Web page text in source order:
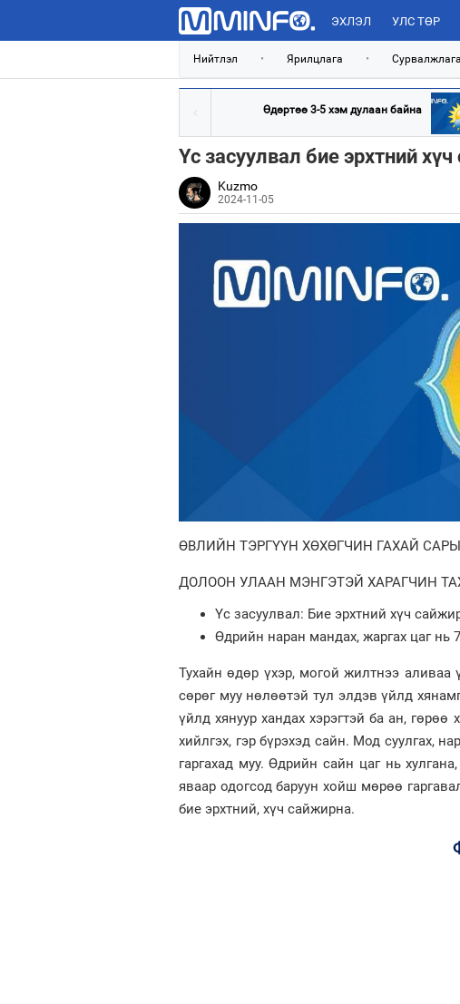
ЭХЛЭЛ УЛС ТӨР
Нийтлэл • Ярилцлага • Сурвалжлага
Өдөртөө 3-5 хэм дулаан байна
Үс засуулвал бие эрхтний
Kuzmo
2024-11-05
ӨВЛИЙН ТЭРГҮҮН ХӨХӨГЧИН ГАХАЙ
ДОЛООН УЛААН МЭНГЭТЭЙ ХАРАГЧИН
Үс засуулвал: Бие эрхтний хүч
Өдрийн наран мандах, жаргах цаг нь
Тухайн өдөр үхэр, могой жилтнээ аливаа
сөрөг муу нөлөөтэй тул элдэв үйлд
үйлд хянуур хандах хэрэгтэй ба ан, гөрөө
хийлгэх, гэр бүрэхэд сайн. Мод суулгах,
гаргахад муу. Өдрийн сайн цаг нь
яваар одогсод баруун хойш мөрөө
бие эрхтний, хүч сайжирна.